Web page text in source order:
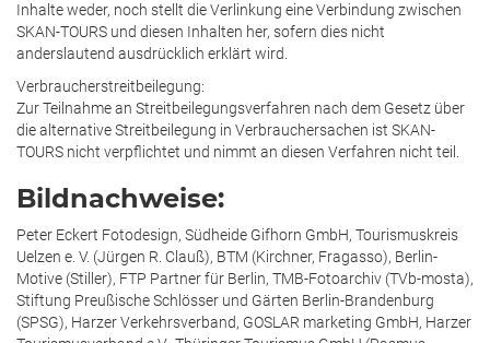
Inhalte weder, noch stellt die Verlinkung eine Verbindung zwischen
SKAN-TOURS und diesen Inhalten her, sofern dies nicht
anderslautend ausdrücklich erklärt wird.
Verbraucherstreitbeilegung:
Zur Teilnahme an Streitbeilegungsverfahren nach dem Gesetz über
die alternative Streitbeilegung in Verbrauchersachen ist SKAN-
TOURS nicht verpflichtet und nimmt an diesen Verfahren nicht teil.
Bildnachweise:
Peter Eckert Fotodesign, Südheide Gifhorn GmbH, Tourismuskreis
Uelzen e. V. (Jürgen R. Clauß), BTM (Kirchner, Fragasso), Berlin-
Motive (Stiller), FTP Partner für Berlin, TMB-Fotoarchiv (TVb-mosta),
Stiftung Preußische Schlösser und Gärten Berlin-Brandenburg
(SPSG), Harzer Verkehrsverband, GOSLAR marketing GmbH, Harzer